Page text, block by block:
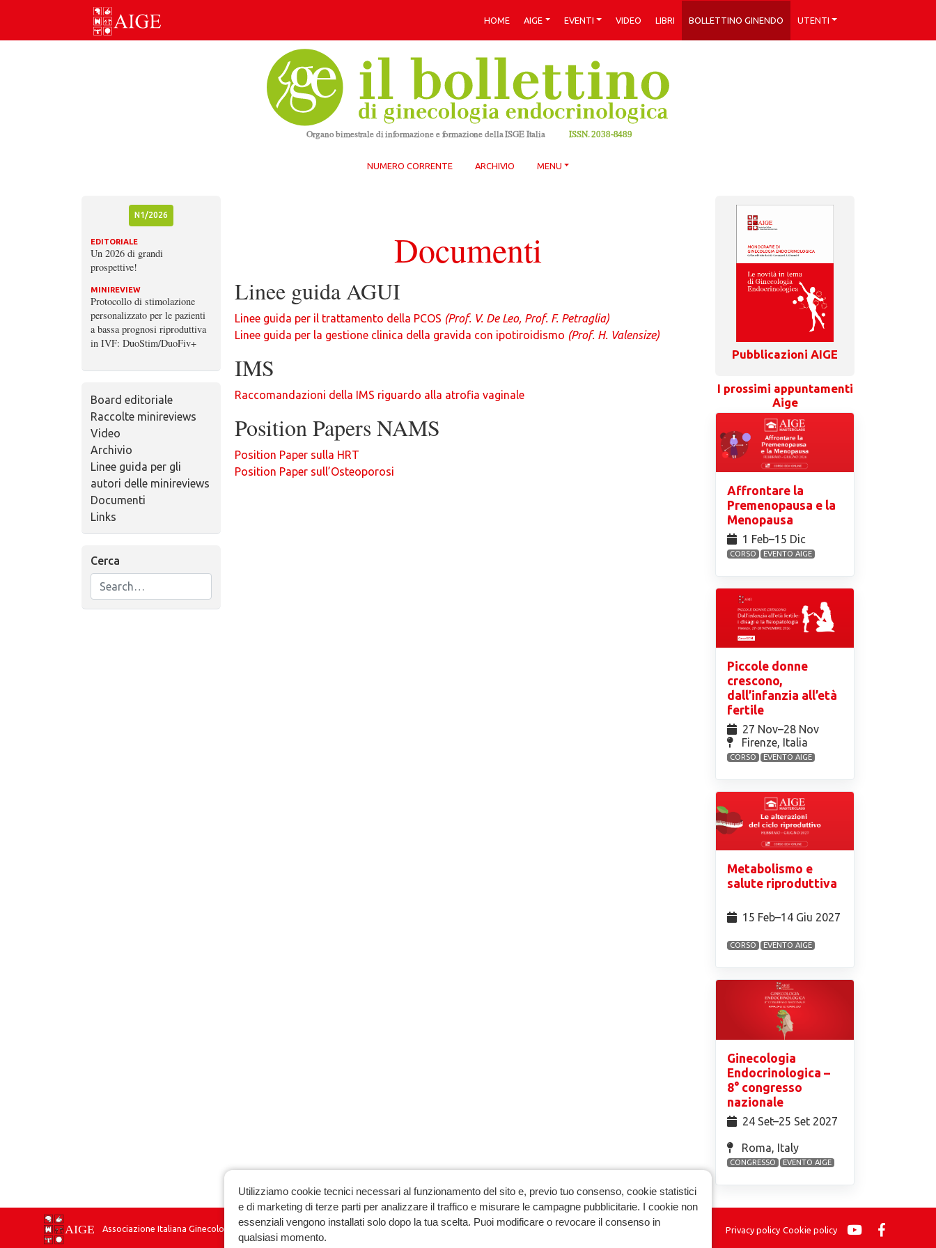
Skip
HOME AIGE EVENTI VIDEO LIBRI BOLLETTINO GINENDO UTENTI
NUMERO CORRENTE ARCHIVIO MENU
N1/2026
EDITORIALE
Un 2026 di grandi
prospettive!
MINIREVIEW
Protocollo di stimolazione
personalizzato per le pazienti
a bassa prognosi riproduttiva
in IVF: DuoStim/DuoFiv+
Board editoriale
Raccolte minireviews
Video
Archivio
Linee guida per gli
autori delle minireviews
Documenti
Links
Cerca
Documenti
Linee guida AGUI
Linee guida per il trattamento della PCOS (Prof. V. De Leo, Prof. F. Petraglia)
Linee guida per la gestione clinica della gravida con ipotiroidismo (Prof. H. Valensize)
IMS
Raccomandazioni della IMS riguardo alla atrofia vaginale
Position Papers NAMS
Position Paper sulla HRT
Position Paper sull’Osteoporosi
Pubblicazioni AIGE
I prossimi appuntamenti
Aige
Affrontare la
Premenopausa e la
Menopausa
1 Feb⁠–15 Dic
CORSO EVENTO AIGE
Piccole donne
crescono,
dall’infanzia all’età
fertile
27 Nov⁠–28 Nov
Firenze, Italia
CORSO EVENTO AIGE
Metabolismo e
salute riproduttiva
15 Feb⁠–14 Giu 2027
CORSO EVENTO AIGE
Ginecologia
Endocrinologica –
8° congresso
nazionale
24 Set⁠–25 Set 2027
Roma, Italy
CONGRESSO EVENTO AIGE
Associazione Italiana Ginecologia Endocrinologica Privacy policy Cookie policy
Utilizziamo cookie tecnici necessari al funzionamento del sito e, previo tuo consenso, cookie statistici
e di marketing di terze parti per analizzare il traffico e misurare le campagne pubblicitarie. I cookie non
essenziali vengono installati solo dopo la tua scelta. Puoi modificare o revocare il consenso in
qualsiasi momento.